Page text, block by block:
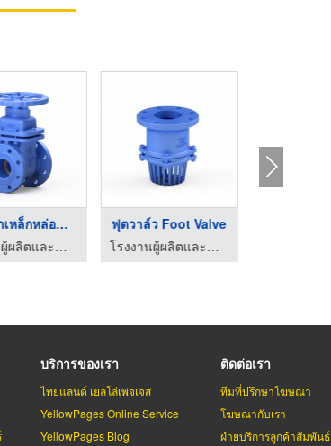
ประตูน้ำเหล็กหล่อGat ...
โรงงานผู้ผลิตและจำหน่ายผลิตภัณฑ์ สำหรับงานประปา
ฟุตวาล์ว Foot Valve
โรงงานผู้ผลิตและจำหน่ายผลิตภัณฑ์ สำหรับงานประปา
บริการของเรา
ไทยแลนด์ เยลโล่เพจเจส
YellowPages Online Service
YellowPages Blog
ติดต่อเรา
ทีมที่ปรึกษาโฆษณา
โฆษณากับเรา
ฝ่ายบริการลูกค้าสัมพันธ์